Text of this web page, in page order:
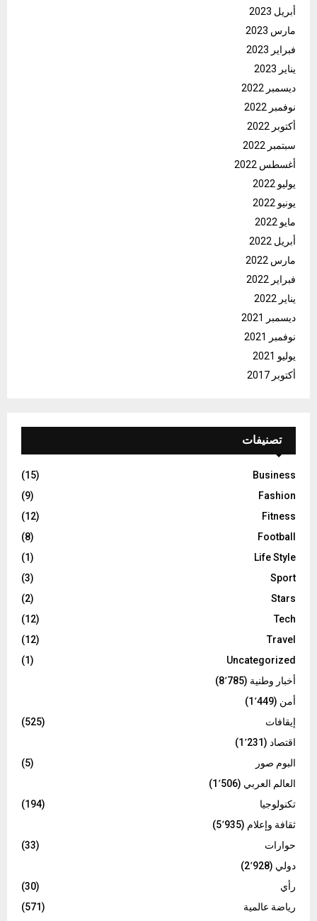
أبريل 2023
مارس 2023
فبراير 2023
يناير 2023
ديسمبر 2022
نوفمبر 2022
أكتوبر 2022
سبتمبر 2022
أغسطس 2022
يوليو 2022
يونيو 2022
مايو 2022
أبريل 2022
مارس 2022
فبراير 2022
يناير 2022
ديسمبر 2021
نوفمبر 2021
يوليو 2021
أكتوبر 2017
تصنيفات
Business
(15)
Fashion
(9)
Fitness
(12)
Football
(8)
Life Style
(1)
Sport
(3)
Stars
(2)
Tech
(12)
Travel
(12)
Uncategorized
(1)
أخبار وطنية (8٬785)
أمن (1٬449)
إيقافات
(525)
اقتصاد (1٬231)
البوم صور
(5)
العالم العربي (1٬506)
تكنولوجيا
(194)
ثقافة وإعلام (5٬935)
حوارات
(33)
دولي (2٬928)
رأي
(30)
رياضة عالمية
(571)